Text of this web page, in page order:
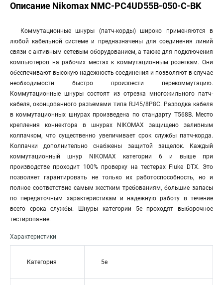
Описание Nikomax NMC-PC4UD55B-050-C-BK
Коммутационные шнуры (патч-корды) широко применяются в
любой кабельной системе и предназначены для соединения линий
связи с активным сетевым оборудованием, а также для подключения
компьютеров на рабочих местах к коммутационным розеткам. Они
обеспечивают высокую надежность соединения и позволяют в случае
необходимости быстро произвести перекоммутацию.
Коммутационные шнуры состоят из отрезка многожильного патч-
кабеля, оконцованного разъемами типа RJ45/8P8C. Разводка кабеля
в коммутационных шнурах произведена по стандарту T568B. Место
крепления коннектора в шнурах NIKOMAX защищено заливным
колпачком, что существенно увеличивает срок службы патч-корда.
Колпачки дополнительно снабжены защитой защелок. Каждый
коммутационный шнур NIKOMAX категории 6 и выше при
производстве проходит 100% проверку на тестерах Fluke DTX. Это
позволяет гарантировать не только их работоспособность, но и
полное соответствие самым жестким требованиям, большие запасы
по передаточным характеристикам и надежную работу в течение
всего срока службы. Шнуры категории 5е проходят выборочное
тестирование.
Характеристики
Категория 5e